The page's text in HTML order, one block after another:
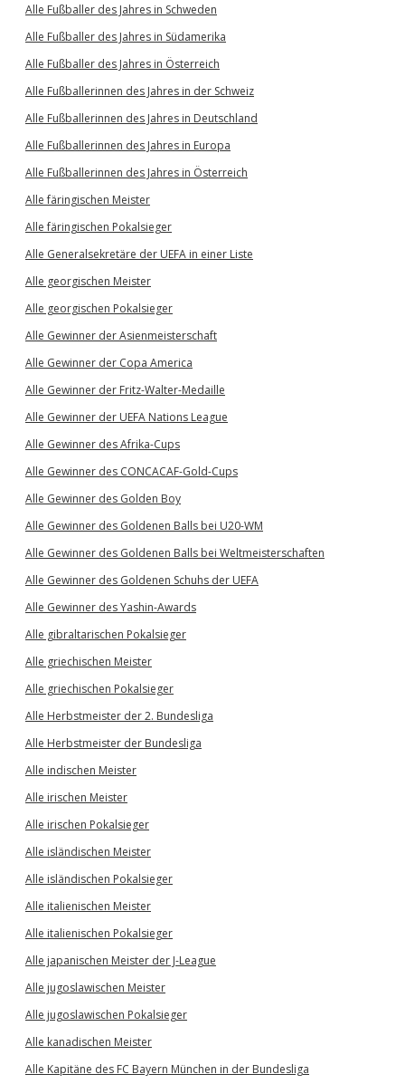
Alle Fußballer des Jahres in Schweden
Alle Fußballer des Jahres in Südamerika
Alle Fußballer des Jahres in Österreich
Alle Fußballerinnen des Jahres in der Schweiz
Alle Fußballerinnen des Jahres in Deutschland
Alle Fußballerinnen des Jahres in Europa
Alle Fußballerinnen des Jahres in Österreich
Alle färingischen Meister
Alle färingischen Pokalsieger
Alle Generalsekretäre der UEFA in einer Liste
Alle georgischen Meister
Alle georgischen Pokalsieger
Alle Gewinner der Asienmeisterschaft
Alle Gewinner der Copa America
Alle Gewinner der Fritz-Walter-Medaille
Alle Gewinner der UEFA Nations League
Alle Gewinner des Afrika-Cups
Alle Gewinner des CONCACAF-Gold-Cups
Alle Gewinner des Golden Boy
Alle Gewinner des Goldenen Balls bei U20-WM
Alle Gewinner des Goldenen Balls bei Weltmeisterschaften
Alle Gewinner des Goldenen Schuhs der UEFA
Alle Gewinner des Yashin-Awards
Alle gibraltarischen Pokalsieger
Alle griechischen Meister
Alle griechischen Pokalsieger
Alle Herbstmeister der 2. Bundesliga
Alle Herbstmeister der Bundesliga
Alle indischen Meister
Alle irischen Meister
Alle irischen Pokalsieger
Alle isländischen Meister
Alle isländischen Pokalsieger
Alle italienischen Meister
Alle italienischen Pokalsieger
Alle japanischen Meister der J-League
Alle jugoslawischen Meister
Alle jugoslawischen Pokalsieger
Alle kanadischen Meister
Alle Kapitäne des FC Bayern München in der Bundesliga